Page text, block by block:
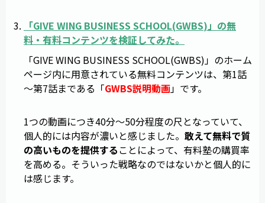
「GIVE WING BUSINESS SCHOOL(GWBS)」の無
料・有料コンテンツを検証してみた。
「GIVE WING BUSINESS SCHOOL(GWBS)」のホーム
ページ内に用意されている無料コンテンツは、第1話
～第7話まである「GWBS説明動画」です。
1つの動画につき40分～50分程度の尺となっていて、
個人的には内容が濃いと感じました。 敢えて無料で質
の高いものを提供することによって、有料塾の購買率
を高める。そういった戦略なのではないかと個人的に
は感じます。